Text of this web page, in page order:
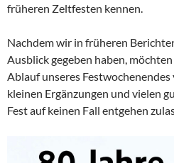
früheren Zeltfesten kennen.
Nachdem wir in früheren
Ausblick gegeben haben,
Ablauf unseres
kleinen Ergänzungen und vielen
Fest auf keinen Fall entgehen